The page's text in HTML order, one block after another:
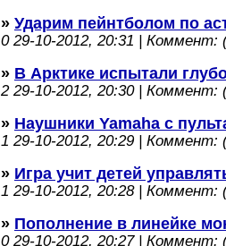
» Ударим пейнтболом по
029-10-2012, 20:31 | Коммент:
» В Арктике испытали
229-10-2012, 20:30 | Коммент:
» Наушники Yamaha с
1 29-10-2012, 20:29 | Коммент:
» Игра учит детей
1 29-10-2012, 20:28 | Коммент:
» Пополнение в линейке
029-10-2012, 20:27 | Коммент: